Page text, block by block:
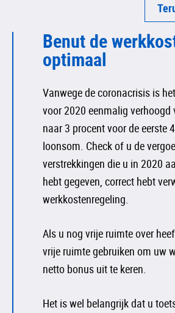
Benut de
optimaal
Vanwege de coronacrisis is
voor 2020 eenmalig verhoogd
naar 3 procent voor de eerste
loonsom. Check of u de
verstrekkingen die u in 2020
hebt gegeven, correct hebt
werkkostenregeling.
Als u nog vrije ruimte over
vrije ruimte gebruiken om uw
netto bonus uit te keren.
Het is wel belangrijk dat u